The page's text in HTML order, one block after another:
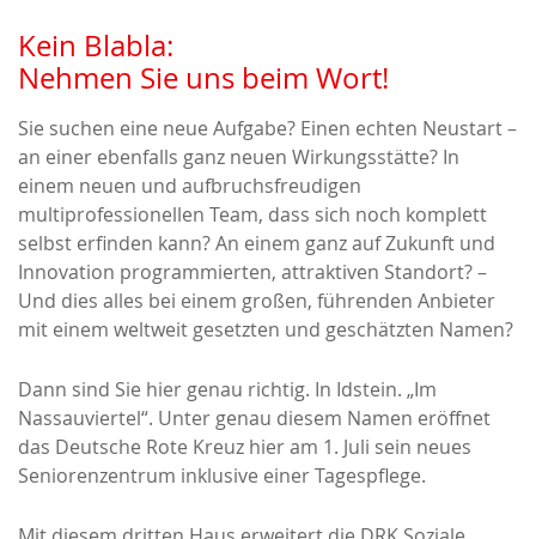
Kein Blabla:
Nehmen Sie uns beim Wort!
Sie suchen eine neue Aufgabe? Einen echten Neustart –
an einer ebenfalls ganz neuen Wirkungsstätte? In
einem neuen und aufbruchsfreudigen
multiprofessionellen Team, dass sich noch komplett
selbst erfinden kann? An einem ganz auf Zukunft und
Innovation programmierten, attraktiven Standort? –
Und dies alles bei einem großen, führenden Anbieter
mit einem weltweit gesetzten und geschätzten Namen?
Dann sind Sie hier genau richtig. In Idstein. „Im
Nassauviertel“. Unter genau diesem Namen eröffnet
das Deutsche Rote Kreuz hier am 1. Juli sein neues
Seniorenzentrum inklusive einer Tagespflege.